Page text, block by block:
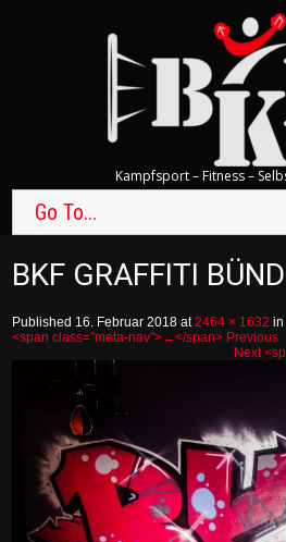
Kampfsport – Fitness –
Go To...
BKF GRAFFITI
Published 16. Februar 2018 at2464 × 1632
<span class="meta-nav">←</span> Previous
Next